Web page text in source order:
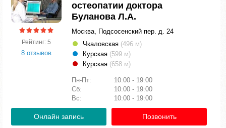
Рейтинг: 5
8 отзывов
остеопатии доктора
Буланова Л.А.
Москва, Подсосенский пер. д. 24
Чкаловская (496 м)
Курская (599 м)
Курская (658 м)
Пн-Пт:
10:00 - 19:00
Сб:
10:00 - 19:00
Вс:
10:00 - 19:00
Онлайн запись Позвонить